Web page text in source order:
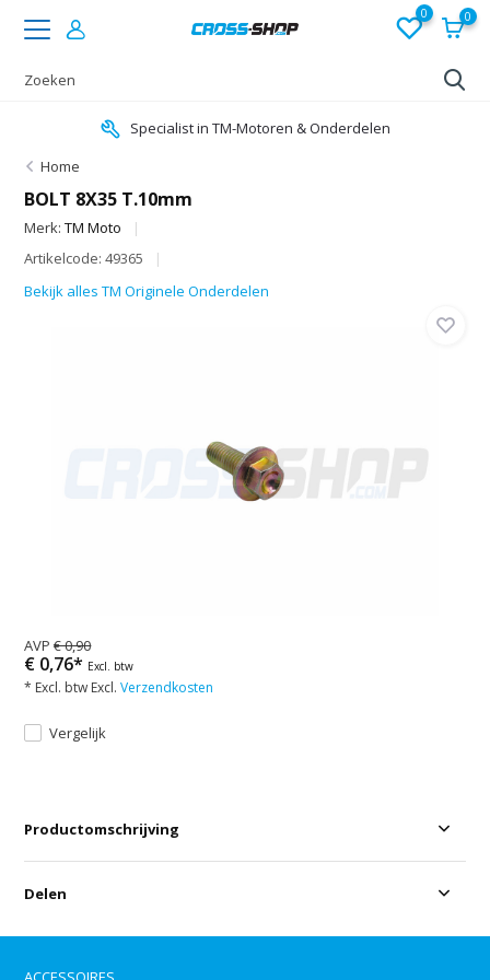
0 0
Specialist in TM-Motoren & Onderdelen
Home
BOLT 8X35 T.10mm
Merk:TM Moto
Artikelcode: 49365
Bekijk alles TM Originele Onderdelen
AVP€ 0,90
€ 0,76* Excl. btw
* Excl. btw Excl.Verzendkosten
Vergelijk
Productomschrijving
Delen